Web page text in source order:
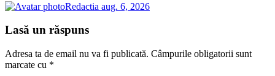
Redactia aug. 6, 2026
Lasă un răspuns
Adresa ta de email nu va fi publicată. Câmpurile obligatorii sunt
marcate cu *